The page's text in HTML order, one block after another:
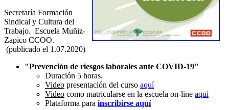
Secretaría Formación
Sindical y Cultura del
Trabajo. Escuela Muñiz-
Zapico CCOO.
(publicado el 1.07.2020)
"Prevención de riesgos laborales ante COVID-19"
Duración 5 horas.
Video presentación del curso aquí
Video como matricularse en la escuela on-line aquí
Plataforma para inscribirse aquí